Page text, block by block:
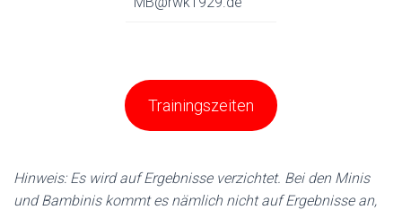
Trainingszeiten
Hinweis: Es wird auf Ergebnisse verzichtet. Bei den Minis
und Bambinis kommt es nämlich nicht auf Ergebnisse an,